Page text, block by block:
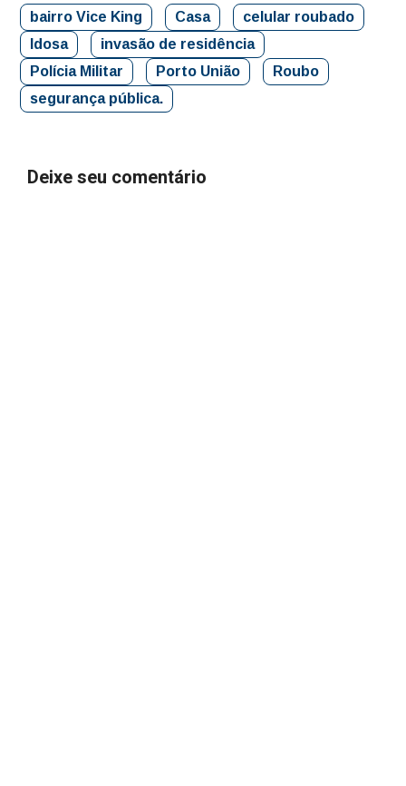
bairro Vice King Casa
celular roubado
Idosa
invasão de residência
Polícia Militar
Porto União
Roubo
segurança pública.
Deixe seu comentário